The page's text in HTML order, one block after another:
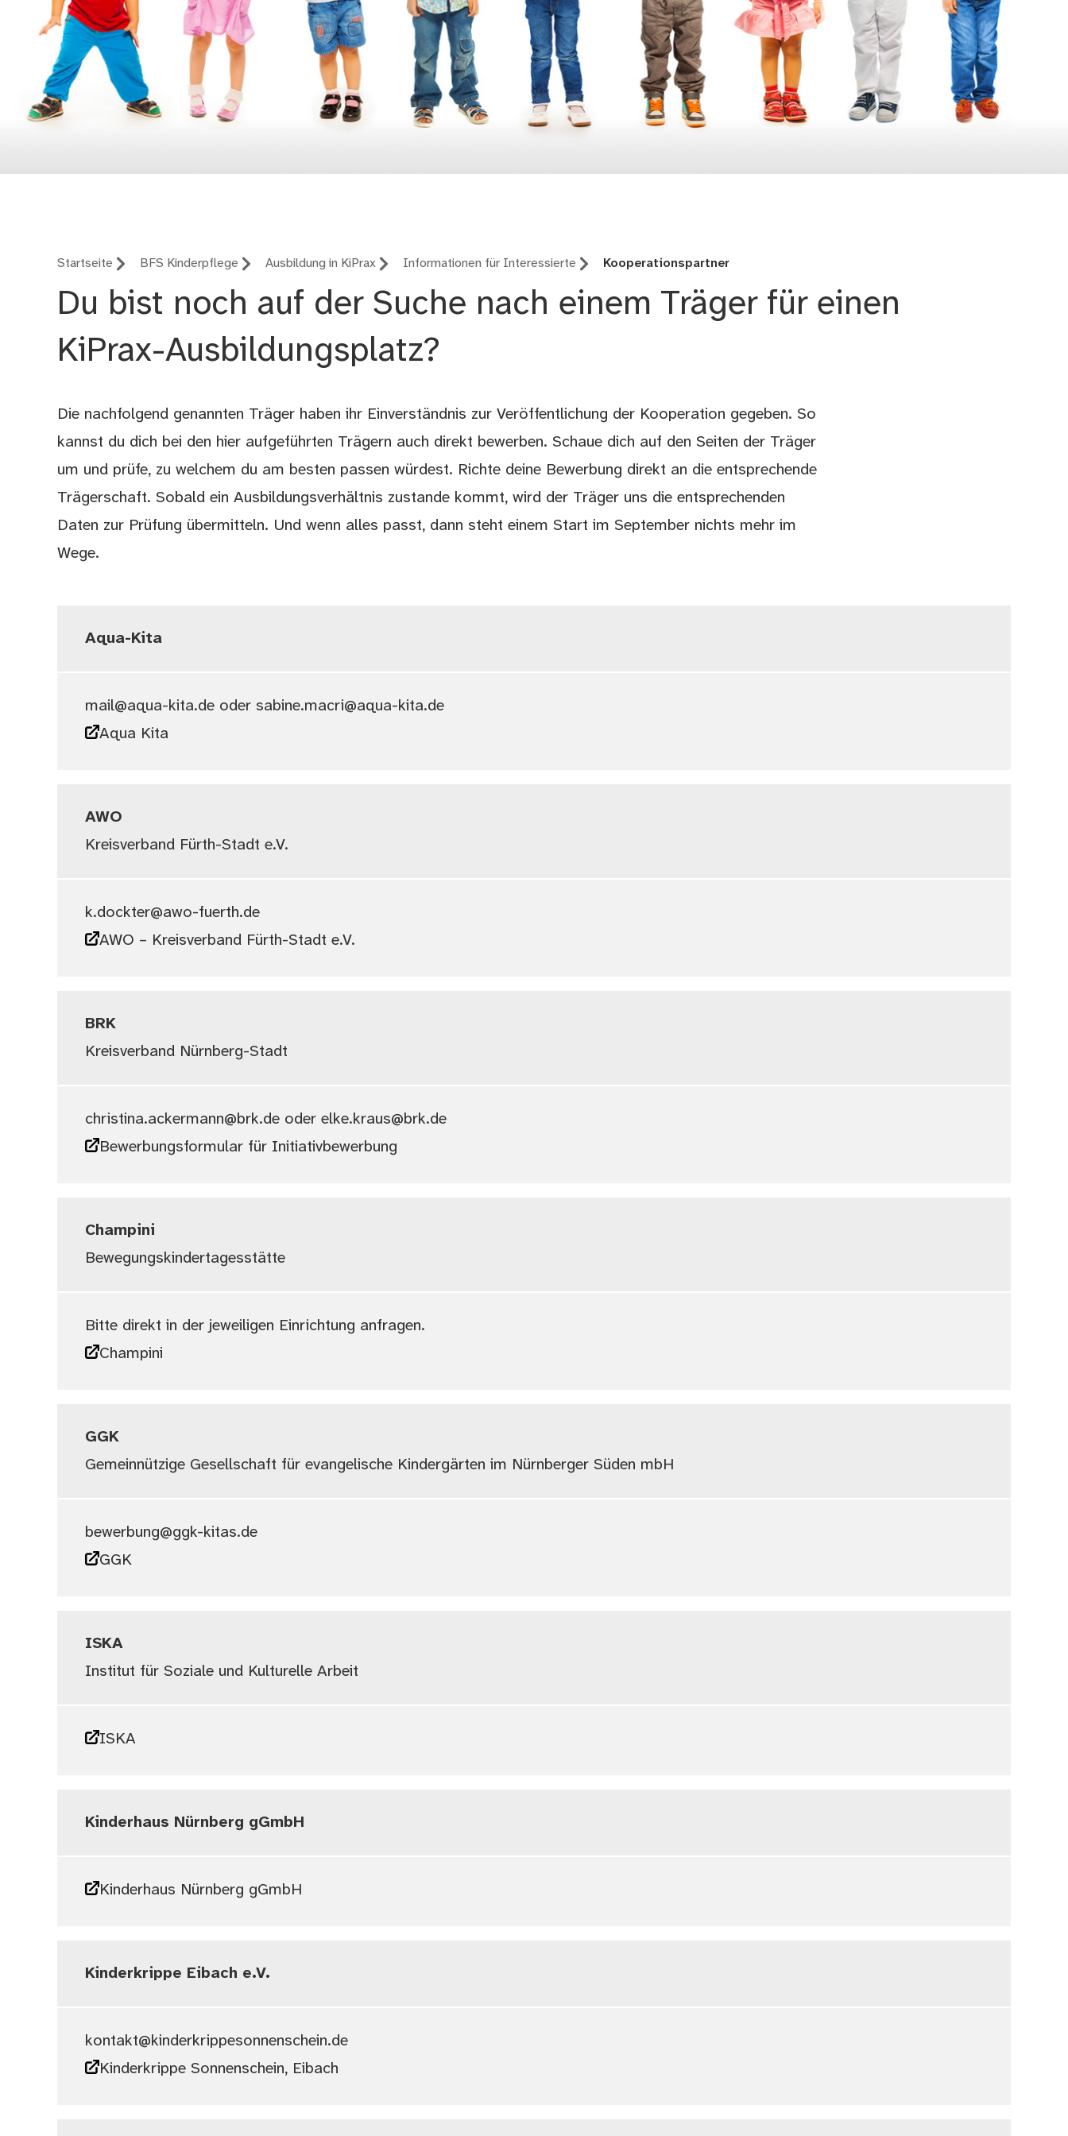
Startseite BFS Kinderpflege Ausbildung in KiPrax Informationen für Interessierte Kooperationspartner
Du bist noch auf der Suche nach einem Träger für einen
KiPrax-Ausbildungsplatz?
Die nachfolgend genannten Träger haben ihr Einverständnis zur Veröffentlichung der Kooperation gegeben. So
kannst du dich bei den hier aufgeführten Trägern auch direkt bewerben. Schaue dich auf den Seiten der Träger
um und prüfe, zu welchem du am besten passen würdest. Richte deine Bewerbung direkt an die entsprechende
Trägerschaft. Sobald ein Ausbildungsverhältnis zustande kommt, wird der Träger uns die entsprechenden
Daten zur Prüfung übermitteln. Und wenn alles passt, dann steht einem Start im September nichts mehr im
Wege.
Aqua-Kita
mail@aqua-kita.de oder sabine.macri@aqua-kita.de
Aqua Kita
AWO
Kreisverband Fürth-Stadt e.V.
k.dockter@awo-fuerth.de
AWO – Kreisverband Fürth-Stadt e.V.
BRK
Kreisverband Nürnberg-Stadt
christina.ackermann@brk.de oder elke.kraus@brk.de
Bewerbungsformular für Initiativbewerbung
Champini
Bewegungskindertagesstätte
Bitte direkt in der jeweiligen Einrichtung anfragen.
Champini
GGK
Gemeinnützige Gesellschaft für evangelische Kindergärten im Nürnberger Süden mbH
bewerbung@ggk-kitas.de
GGK
ISKA
Institut für Soziale und Kulturelle Arbeit
ISKA
Kinderhaus Nürnberg gGmbH
Kinderhaus Nürnberg gGmbH
Kinderkrippe Eibach e.V.
kontakt@kinderkrippesonnenschein.de
Kinderkrippe Sonnenschein, Eibach